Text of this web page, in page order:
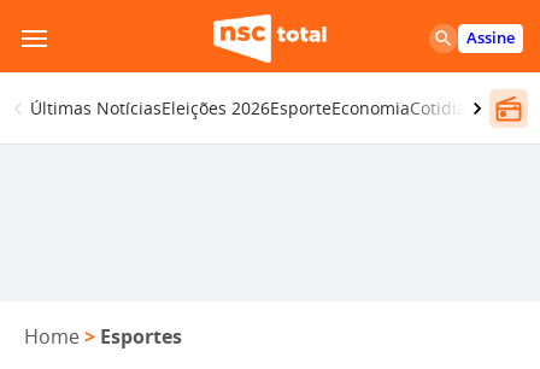
para
o
conteúdo
Assine
Últimas NotíciasEleições 2026EsporteEconomiaCotidiano
Home > Esportes